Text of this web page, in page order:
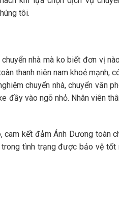
tôi.
nhà mà ko biết đơn vị
thanh niên nam khoẻ mạnh,
chuyển nhà, chuyển văn
vào ngõ nhỏ. Nhân viên
cam kết đảm Ánh Dương toàn
tình trạng được bảo vệ